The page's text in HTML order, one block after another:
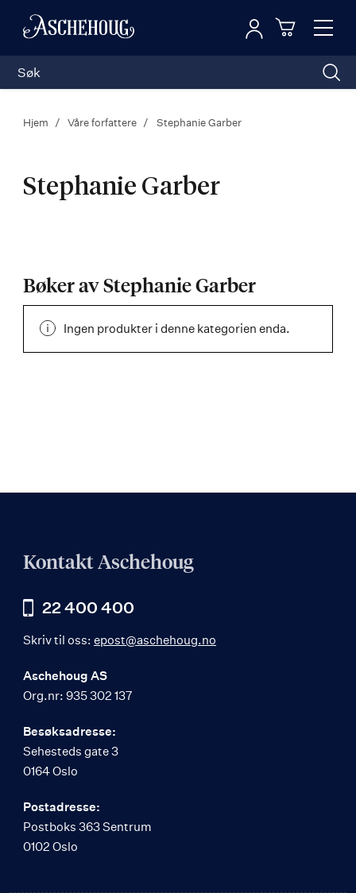
Toggle
Logg inn
Hjem Våre forfattere Stephanie Garber
Stephanie Garber
Bøker av Stephanie Garber
Ingen produkter i denne kategorien enda.
Kontakt Aschehoug
22 400 400
Skriv til oss: epost@aschehoug.no
Aschehoug AS
Org.nr: 935 302 137
Besøksadresse:
Sehesteds gate 3
0164 Oslo
Postadresse:
Postboks 363 Sentrum
0102 Oslo